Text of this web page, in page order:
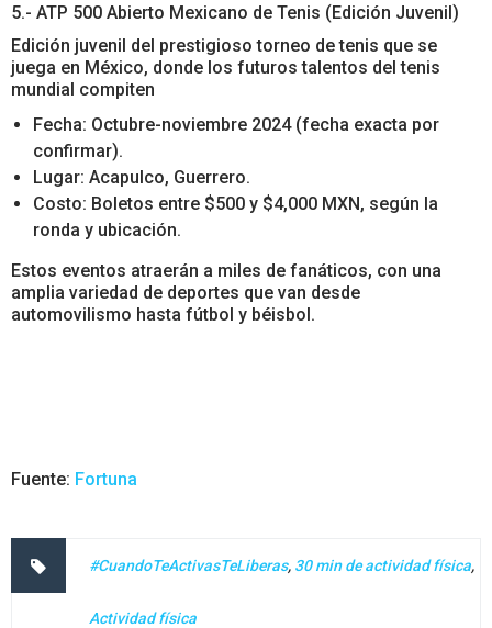
5.- ATP 500 Abierto Mexicano de Tenis (Edición Juvenil)
Edición juvenil del prestigioso torneo de tenis que se
juega en México, donde los futuros talentos del tenis
mundial compiten
Fecha: Octubre-noviembre 2024 (fecha exacta por
confirmar).
Lugar: Acapulco, Guerrero.
Costo: Boletos entre $500 y $4,000 MXN, según la
ronda y ubicación.
Estos eventos atraerán a miles de fanáticos, con una
amplia variedad de deportes que van desde
automovilismo hasta fútbol y béisbol.
Fuente: Fortuna
#CuandoTeActivasTeLiberas, 30 min de actividad física,
Actividad física